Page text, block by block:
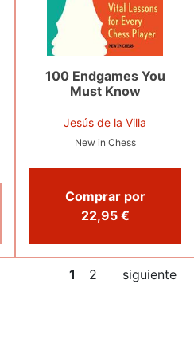
100 Endgames You
Must Know
Jesús de la Villa
New in Chess
Comprar por
22,95 €
1 2 siguiente